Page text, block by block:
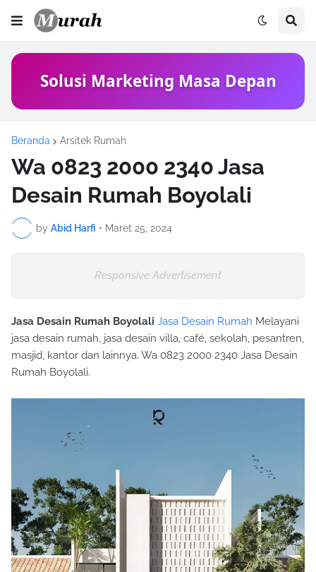
Solusi Marketing Masa Depan
Beranda Arsitek Rumah
Wa 0823 2000 2340 Jasa
Desain Rumah Boyolali
by Abid Harfi • Maret 25, 2024
Responsive Advertisement
Jasa Desain Rumah Boyolali Jasa Desain Rumah Melayani
jasa desain rumah, jasa desain villa, café, sekolah, pesantren,
masjid, kantor dan lainnya. Wa 0823 2000 2340 Jasa Desain
Rumah Boyolali.